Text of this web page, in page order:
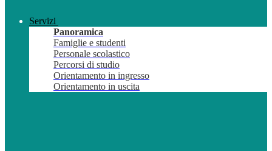
Servizi
Panoramica
Famiglie e studenti
Personale scolastico
Percorsi di studio
Orientamento in ingresso
Orientamento in uscita